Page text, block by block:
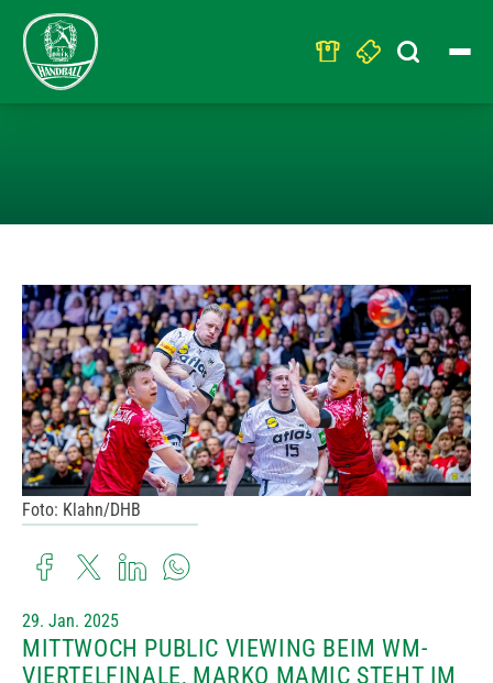
Search
for:
Foto: Klahn/DHB
29. Jan. 2025
MITTWOCH PUBLIC VIEWING BEIM WM-
VIERTELFINALE, MARKO MAMIC STEHT IM